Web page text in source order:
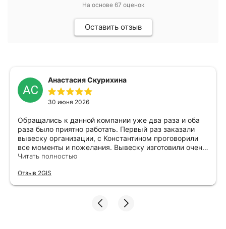
На основе 67 оценок
Оставить отзыв
АС
Анастасия Скурихина
30 июня 2026
Обращались к данной компании уже два раза и оба
раза было приятно работать. Первый раз заказали
вывеску организации, с Константином проговорили
все моменты и пожелания. Вывеску изготовили очень
быстро. Учитывая нашу территориальную
и пожелали хорошей обратной дороги. Во второй раз
решили не изменять себе и заказать здесь же баннер.
советую данную компанию. Благодарю за работу,
Читать полностью
Отзыв 2GIS